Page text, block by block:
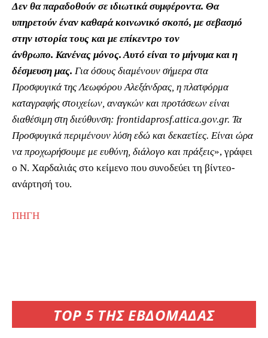
TOP 5 ΤΗΣ ΕΒΔΟΜΑΔΑΣ
Δεν θα παραδοθούν σε ιδιωτικά συμφέροντα. Θα
υπηρετούν έναν καθαρά κοινωνικό σκοπό, με σεβασμό
στην ιστορία τους και με επίκεντρο τον
άνθρωπο. Κανένας μόνος. Αυτό είναι το μήνυμα και η
δέσμευση μας. Για όσους διαμένουν σήμερα στα
Προσφυγικά της Λεωφόρου Αλεξάνδρας, η πλατφόρμα
καταγραφής στοιχείων, αναγκών και προτάσεων είναι
διαθέσιμη στη διεύθυνση: frontidaprosf.attica.gov.gr. Τα
Προσφυγικά περιμένουν λύση εδώ και δεκαετίες. Είναι ώρα
να προχωρήσουμε με ευθύνη, διάλογο και πράξεις», γράφει
ο Ν. Χαρδαλιάς στο κείμενο που συνοδεύει τη βίντεο-
ανάρτησή του.
ΠΗΓΗ